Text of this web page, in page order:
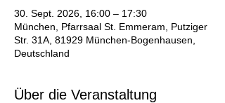
30. Sept. 2026, 16:00 – 17:30
München, Pfarrsaal St. Emmeram, Putziger
Str. 31A, 81929 München-Bogenhausen,
Deutschland
Über die Veranstaltung